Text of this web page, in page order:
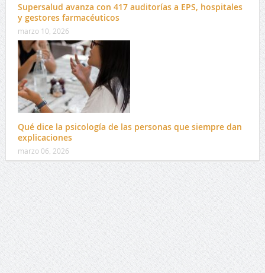
Supersalud avanza con 417 auditorías a EPS, hospitales
y gestores farmacéuticos
marzo 10, 2026
Qué dice la psicología de las personas que siempre dan
explicaciones
marzo 06, 2026